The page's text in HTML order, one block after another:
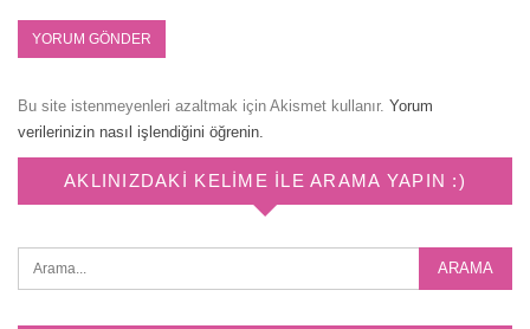
Bu site istenmeyenleri azaltmak için Akismet kullanır. Yorum
verilerinizin nasıl işlendiğini öğrenin.
AKLINIZDAKI KELIME ILE ARAMA YAPIN :)